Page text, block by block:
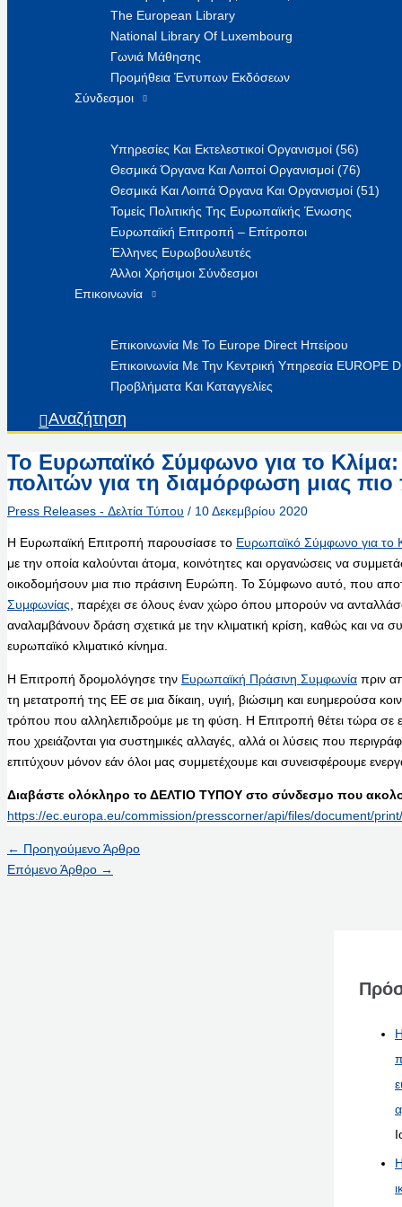
The European Library
National Library Of Luxembourg
Γωνιά Μάθησης
Προμήθεια Έντυπων Εκδόσεων
Σύνδεσμοι
Υπηρεσίες Και Εκτελεστικοί Οργανισμοί (56)
Θεσμικά Όργανα Και Λοιποί Οργανισμοί (76)
Θεσμικά Και Λοιπά Όργανα Και Οργανισμοί (51)
Τομείς Πολιτικής Της Ευρωπαϊκής Ένωσης
Ευρωπαϊκή Επιτροπή – Επίτροποι
Έλληνες Ευρωβουλευτές
Άλλοι Χρήσιμοι Σύνδεσμοι
Επικοινωνία
Επικοινωνία Με Το Europe Direct Ηπείρου
Επικοινωνία Με Την Κεντρική Υπηρεσία EUROPE
Προβλήματα Και Καταγγελίες
Αναζήτηση
Το Ευρωπαϊκό Σύμφωνο για το
πολιτών για τη διαμόρφωση μιας
Press Releases - Δελτία Τύπου / 10 Δεκεμβρίου 2020
Η Ευρωπαϊκή Επιτροπή παρουσίασε το Ευρωπαϊκό Σύμφωνο για το
με την οποία καλούνται άτομα, κοινότητες και οργανώσεις να
οικοδομήσουν μια πιο πράσινη Ευρώπη. Το Σύμφωνο αυτό, που
Συμφωνίας , παρέχει σε όλους έναν χώρο όπου μπορούν να
αναλαμβάνουν δράση σχετικά με την κλιματική κρίση, καθώς και να
ευρωπαϊκό κλιματικό κίνημα.
Η Επιτροπή δρομολόγησε την Ευρωπαϊκή Πράσινη Συμφωνία πριν
τη μετατροπή της ΕΕ σε μια δίκαιη, υγιή, βιώσιμη και ευημερούσα
τρόπου που αλληλεπιδρούμε με τη φύση. Η Επιτροπή θέτει τώρα σε
που χρειάζονται για συστημικές αλλαγές, αλλά οι λύσεις που
επιτύχουν μόνον εάν όλοι μας συμμετέχουμε και συνεισφέρουμε
Διαβάστε ολόκληρο το ΔΕΛΤΙΟ ΤΥΠΟΥ στο σύνδεσμο που
https://ec.europa.eu/commission/presscorner/api/files/document/
← Προηγούμενο Άρθρο
Επόμενο Άρθρο →